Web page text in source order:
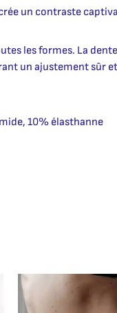
un contraste
les formes. La
un ajustement sûr
10% élasthanne